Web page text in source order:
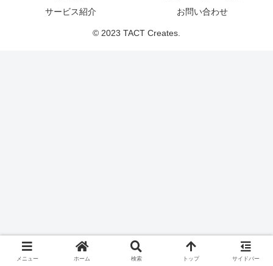
サービス紹介
お問い合わせ
© 2023 TACT Creates.
メニュー ホーム 検索 トップ サイドバー